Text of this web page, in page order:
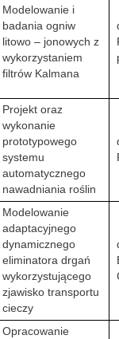
Modelowanie i
badania ogniw
litowo – jonowych z
wykorzystaniem
filtrów Kalmana
Projekt oraz
wykonanie
prototypowego
systemu
automatycznego
nawadniania roślin
Modelowanie
adaptacyjnego
dynamicznego
eliminatora drgań
wykorzystującego
zjawisko transportu
cieczy
Opracowanie